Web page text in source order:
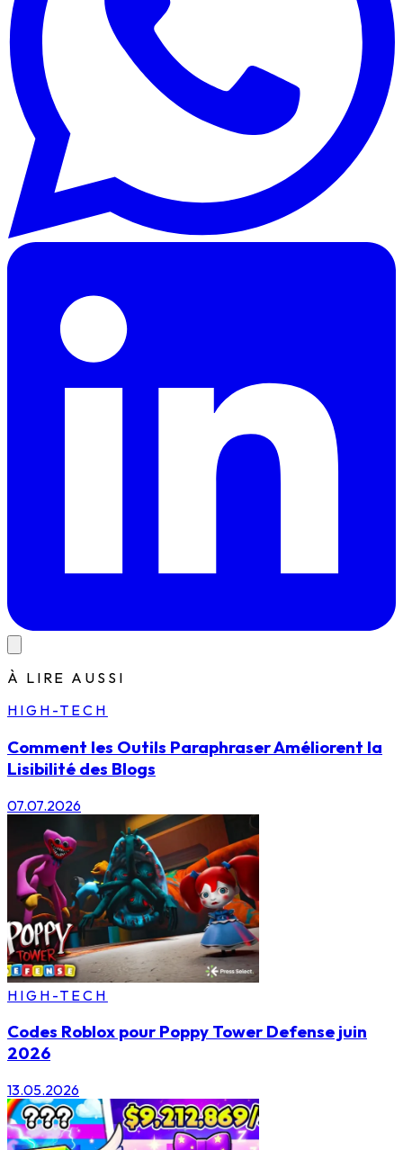
À LIRE AUSSI
HIGH-TECH
Comment les Outils Paraphraser Améliorent la
Lisibilité des Blogs
07.07.2026
HIGH-TECH
Codes Roblox pour Poppy Tower Defense juin
2026
13.05.2026